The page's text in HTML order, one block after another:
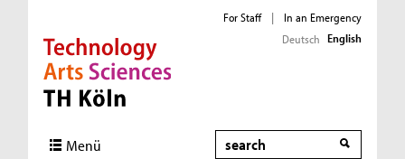
Direkt zur Hauptnavigation
Direkt zur Subnavigation
Direkt zum Inhalt
Direkt zum Fußbereich
For Staff |
In an Emergency
Deutsch English
Menü Search